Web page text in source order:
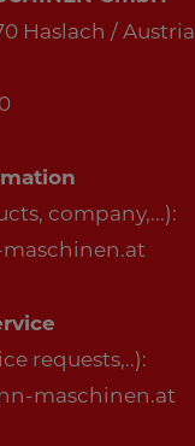
Haslach / Austria
company,...):
requests,..):
maschinen.at